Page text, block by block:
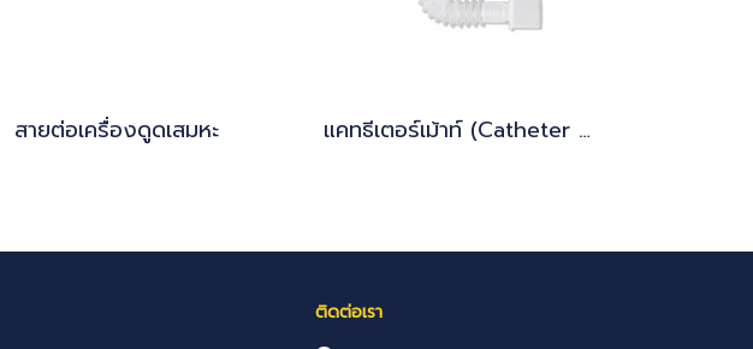
สายต่อเครื่องดูดเสมหะ แคทธีเตอร์เม้าท์ (Catheter Mount)
ติดต่อเรา